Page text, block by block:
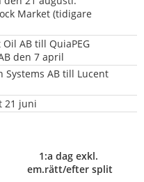
Market (tidigare
AB till QuiaPEG
den 7 april
AB till Lucent
21 juni
1:a dag exkl.
em.rätt/efter split